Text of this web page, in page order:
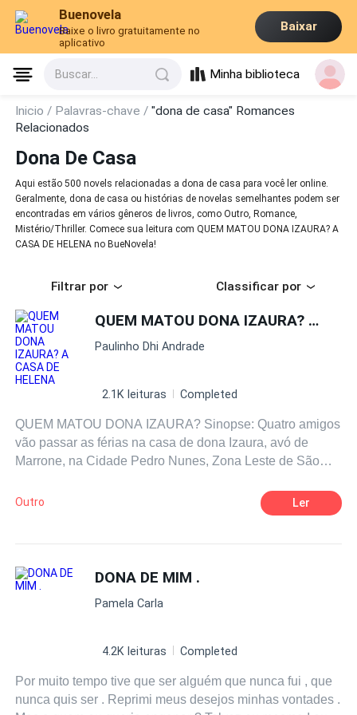
Buenovela
Baixe o livro gratuitamente no
aplicativo
Baixar
Buscar... Minha biblioteca
Inicio / Palavras-chave /"dona de casa" Romances
Relacionados
Dona De Casa
Aqui estão 500 novels relacionadas a dona de casa para você ler online.
Geralmente, dona de casa ou histórias de novelas semelhantes podem ser
encontradas em vários gêneros de livros, como Outro, Romance,
Mistério/Thriller. Comece sua leitura com QUEM MATOU DONA IZAURA? A
CASA DE HELENA no BueNovela!
Filtrar por Classificar por
QUEM MATOU DONA IZAURA? A CASA DE HELENA
Paulinho Dhi Andrade
2.1K leituras Completed
QUEM MATOU DONA IZAURA? Sinopse: Quatro amigos
vão passar as férias na casa de dona Izaura, avó de
Marrone, na Cidade Pedro Nunes, Zona Leste de São
Elisa. Douglas, advogado, com sua namorada Marli. A
visita poderia ser considerada normal se não fosse
que ela teve com o senhor Manézinho, seu antigo
jardineiro. Além disso, dona Izaura parara
repentinamente de dar atenção ao Douglas. Numa noite
no dia seguinte, a espantosa surpresa... dona Izaura
golpes de punhal. O intrigante em tudo isso é que o
quarto de dona Izaura estava com a porta trancada pelo
Outro Ler
DONA DE MIM .
Pamela Carla
4.2K leituras Completed
Por muito tempo tive que ser alguém que nunca fui , que
nunca quis ser . Reprimi meus desejos minhas vontades .